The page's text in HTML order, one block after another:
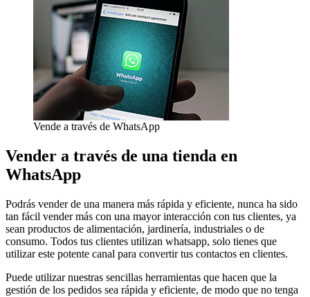
Vende a través de WhatsApp
Vender a través de una tienda en
WhatsApp
Podrás vender de una manera más rápida y eficiente, nunca ha sido
tan fácil vender más con una mayor interacción con tus clientes, ya
sean productos de alimentación, jardinería, industriales o de
consumo. Todos tus clientes utilizan whatsapp, solo tienes que
utilizar este potente canal para convertir tus contactos en clientes.
Puede utilizar nuestras sencillas herramientas que hacen que la
gestión de los pedidos sea rápida y eficiente, de modo que no tenga